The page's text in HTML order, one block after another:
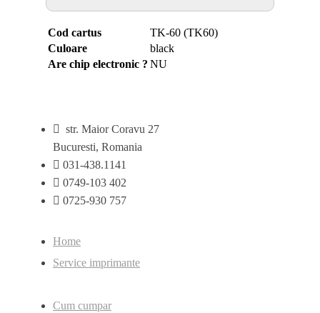
Cod cartus
TK-60 (TK60)
Culoare
black
Are chip electronic ? NU
str. Maior Coravu 27
Bucuresti, Romania
031-438.1141
0749-103 402
0725-930 757
Home
Service imprimante
Cum cumpar